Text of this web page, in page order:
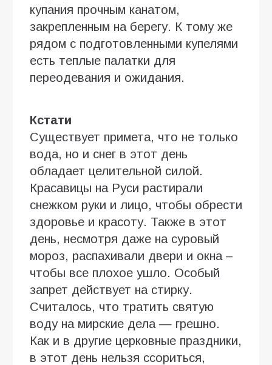
купания прочным канатом,
закрепленным на берегу. К тому же
рядом с подготовленными купелями
есть теплые палатки для
переодевания и ожидания.
Кстати
Существует примета, что не только
вода, но и снег в этот день
обладает целительной силой.
Красавицы на Руси растирали
снежком руки и лицо, чтобы обрести
здоровье и красоту. Также в этот
день, несмотря даже на суровый
мороз, распахивали двери и окна –
чтобы все плохое ушло. Особый
запрет действует на стирку.
Считалось, что тратить святую
воду на мирские дела — грешно.
Как и в другие церковные праздники,
в этот день нельзя ссориться,